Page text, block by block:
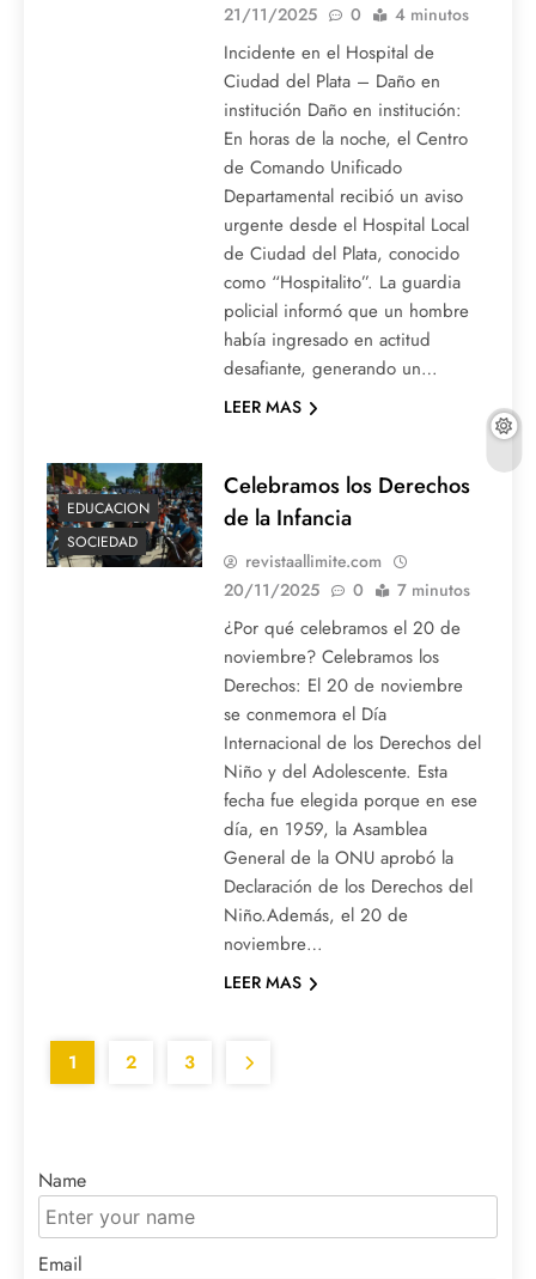
21/11/2025
0 4 minutos
Incidente en el Hospital de
Ciudad del Plata – Daño en
institución Daño en institución:
En horas de la noche, el Centro
de Comando Unificado
Departamental recibió un aviso
urgente desde el Hospital Local
de Ciudad del Plata, conocido
como “Hospitalito”. La guardia
policial informó que un hombre
había ingresado en actitud
desafiante, generando un…
LEER MAS
EDUCACION
SOCIEDAD
Celebramos los Derechos
de la Infancia
revistaallimite.com
20/11/2025
0 7 minutos
¿Por qué celebramos el 20 de
noviembre? Celebramos los
Derechos: El 20 de noviembre
se conmemora el Día
Internacional de los Derechos del
Niño y del Adolescente. Esta
fecha fue elegida porque en ese
día, en 1959, la Asamblea
General de la ONU aprobó la
Declaración de los Derechos del
Niño.Además, el 20 de
noviembre…
LEER MAS
1 2 3
Name
Email